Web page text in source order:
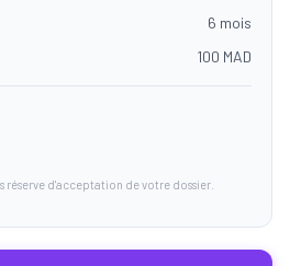
6 mois
100 MAD
d'acceptation de votre dossier.